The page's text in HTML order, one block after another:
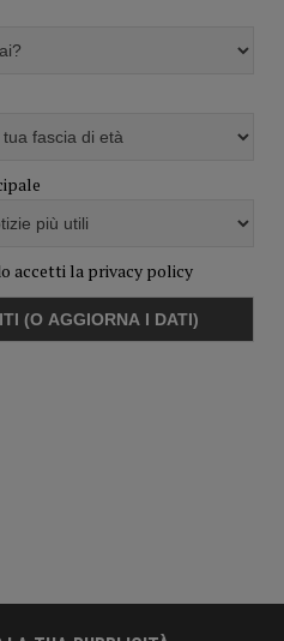
accetti la privacy policy